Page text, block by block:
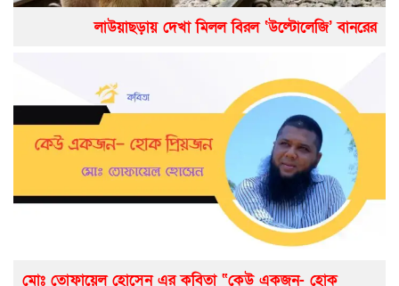
লাউয়াছড়ায় দেখা মিলল বিরল ‘উল্টোলেজি’ বানরের
মোঃ তোফায়েল হোসেন এর কবিতা “কেউ একজন- হোক